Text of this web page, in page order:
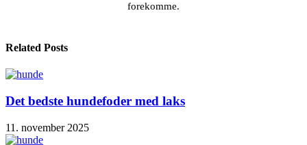
forekomme.
Related Posts
Det bedste hundefoder med laks
11. november 2025